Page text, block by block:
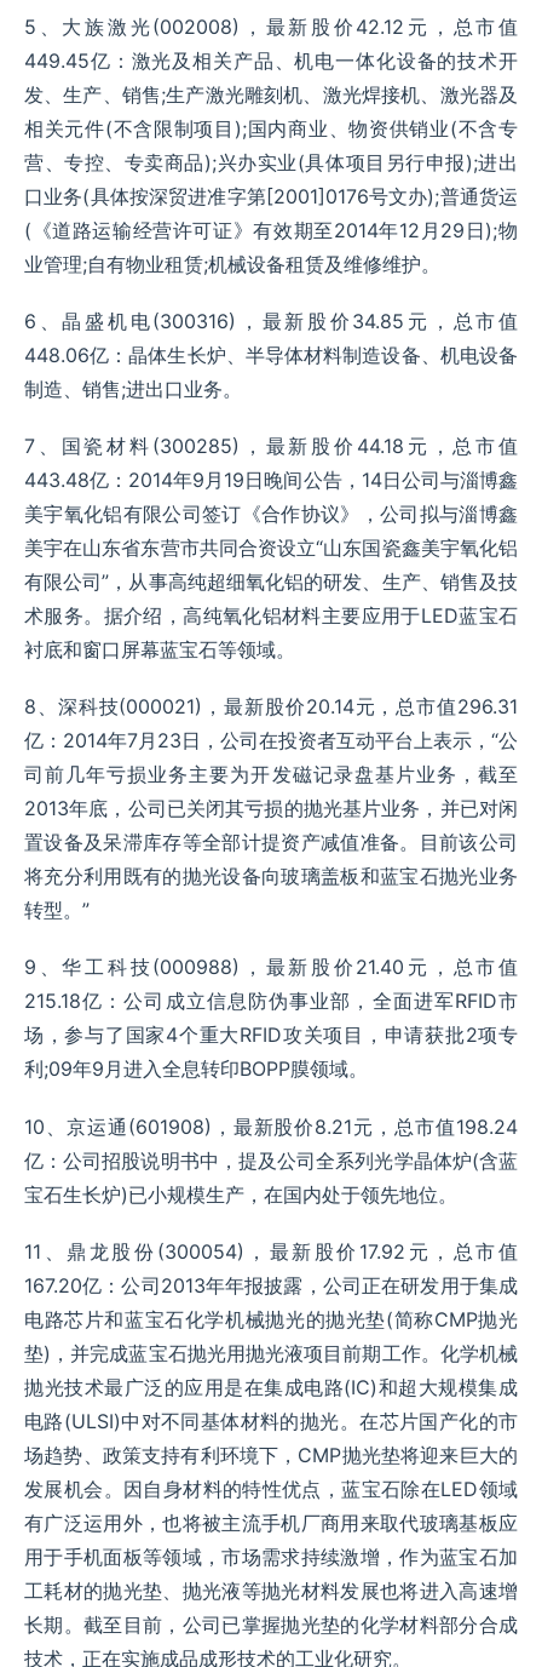
5、大族激光(002008)，最新股价42.12元，总市值
449.45亿：激光及相关产品、机电一体化设备的技术开
发、生产、销售;生产激光雕刻机、激光焊接机、激光器及
相关元件(不含限制项目);国内商业、物资供销业(不含专
营、专控、专卖商品);兴办实业(具体项目另行申报);进出
口业务(具体按深贸进准字第[2001]0176号文办);普通货运
(《道路运输经营许可证》有效期至2014年12月29日);物
业管理;自有物业租赁;机械设备租赁及维修维护。
6、晶盛机电(300316)，最新股价34.85元，总市值
448.06亿：晶体生长炉、半导体材料制造设备、机电设备
制造、销售;进出口业务。
7、国瓷材料(300285)，最新股价44.18元，总市值
443.48亿：2014年9月19日晚间公告，14日公司与淄博鑫
美宇氧化铝有限公司签订《合作协议》，公司拟与淄博鑫
美宇在山东省东营市共同合资设立“山东国瓷鑫美宇氧化铝
有限公司”，从事高纯超细氧化铝的研发、生产、销售及技
术服务。据介绍，高纯氧化铝材料主要应用于LED蓝宝石
衬底和窗口屏幕蓝宝石等领域。
8、深科技(000021)，最新股价20.14元，总市值296.31
亿：2014年7月23日，公司在投资者互动平台上表示，“公
司前几年亏损业务主要为开发磁记录盘基片业务，截至
2013年底，公司已关闭其亏损的抛光基片业务，并已对闲
置设备及呆滞库存等全部计提资产减值准备。目前该公司
将充分利用既有的抛光设备向玻璃盖板和蓝宝石抛光业务
转型。”
9、华工科技(000988)，最新股价21.40元，总市值
215.18亿：公司成立信息防伪事业部，全面进军RFID市
场，参与了国家4个重大RFID攻关项目，申请获批2项专
利;09年9月进入全息转印BOPP膜领域。
10、京运通(601908)，最新股价8.21元，总市值198.24
亿：公司招股说明书中，提及公司全系列光学晶体炉(含蓝
宝石生长炉)已小规模生产，在国内处于领先地位。
11、鼎龙股份(300054)，最新股价17.92元，总市值
167.20亿：公司2013年年报披露，公司正在研发用于集成
电路芯片和蓝宝石化学机械抛光的抛光垫(简称CMP抛光
垫)，并完成蓝宝石抛光用抛光液项目前期工作。化学机械
抛光技术最广泛的应用是在集成电路(IC)和超大规模集成
电路(ULSI)中对不同基体材料的抛光。在芯片国产化的市
场趋势、政策支持有利环境下，CMP抛光垫将迎来巨大的
发展机会。因自身材料的特性优点，蓝宝石除在LED领域
有广泛运用外，也将被主流手机厂商用来取代玻璃基板应
用于手机面板等领域，市场需求持续激增，作为蓝宝石加
工耗材的抛光垫、抛光液等抛光材料发展也将进入高速增
长期。截至目前，公司已掌握抛光垫的化学材料部分合成
技术，正在实施成品成形技术的工业化研究。